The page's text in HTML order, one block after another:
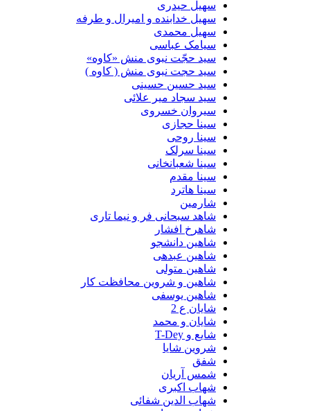
سهیل حیدری
سهیل خدابنده و امیرال و طرفه
سهیل محمدی
سیامک عباسی
سید حجّت نبوی منش «کاوه»
سید حجت نبوی منش ( کاوه )
سید حسین حسینى
سید سجاد میر علائی
سیروان خسروی
سینا حجازی
سینا روحی
سینا سرلک
سینا شعبانخانی
سینا مقدم
سینا هاترد
شارمین
شاهد سبحانی فر و نیما تاری
شاهرخ افشار
شاهین دانشجو
شاهین عبدهی
شاهین متولی
شاهین و شروین محافظت کار
شاهین یوسفی
شایان ع 2
شایان و محمد
شایع و T-Dey
شروین شایا
شفق
شمس آریان
شهاب اکبری
شهاب الدین شفائی